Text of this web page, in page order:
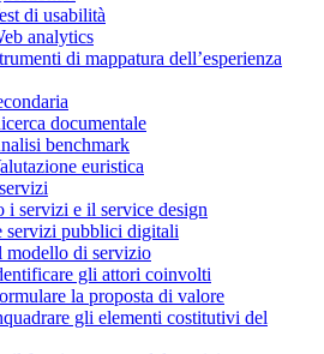
di usabilità
analytics
di mappatura dell’esperienza
documentale
benchmark
euristica
i servizi e il service design
servizi pubblici digitali
modello di servizio
gli attori coinvolti
la proposta di valore
gli elementi costitutivi del